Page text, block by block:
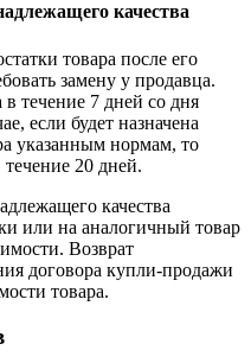
качества
товара после его
замену у продавца.
течение 7 дней со дня
если будет назначена
указанным нормам, то
20 дней.
качества
или на аналогичный товар
Возврат
договора купли-продажи
товара.